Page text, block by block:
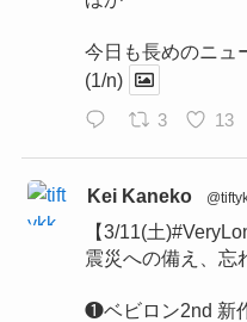
今日も長めのニュ
(1/n)
3 13
Kei Kaneko
【3/11(土
震災への備え、忘
❶ベビロン2nd 新